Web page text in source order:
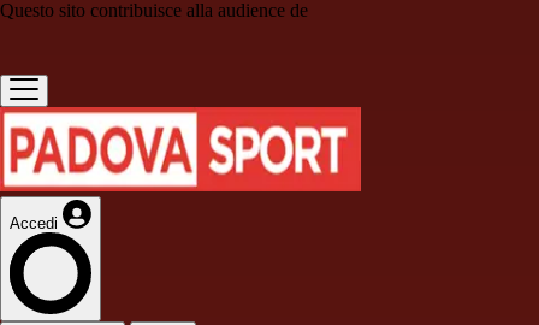
Questo sito contribuisce alla audience de
Accedi